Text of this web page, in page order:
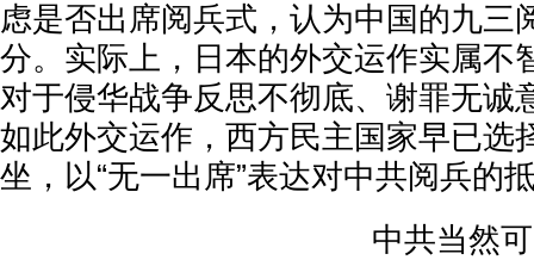
虑是否出席阅兵式，认为中国的九三
分。实际上，日本的外交运作实属不
对于侵华战争反思不彻底、谢罪无诚
如此外交运作，西方民主国家早已选
坐，以“无一出席”表达对中共阅兵的
中共当然